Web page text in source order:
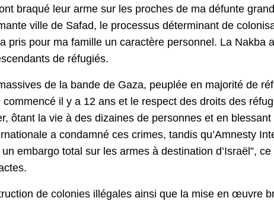
braqué leur arme sur les proches de ma défunte
ville de Safad, le processus déterminant de
pris pour ma famille un caractère personnel. La Nakba
de réfugiés.
de la bande de Gaza, peuplée en majorité de
commencé il y a 12 ans et le respect des droits des
ôtant la vie à des dizaines de personnes et en
a condamné ces crimes, tandis qu’Amnesty
embargo total sur les armes à destination d’Israël”,
de colonies illégales ainsi que la mise en œuvre